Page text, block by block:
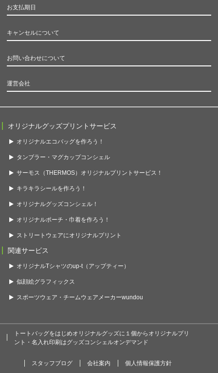
お支払期日
キャンセルについて
お問い合わせについて
運営会社
オリジナルグッズプリントサービス
オリジナルエコバッグを作ろう！
タンブラー・マグカップコンシェル
サーモス（THERMOS）オリジナルプリントサービス！
キラキラシールを作ろう！
オリジナルグッズコンシェル！
オリジナルポーチ・巾着を作ろう！
ストリートウェアにオリジナルプリント
関連サービス
オリジナルTシャツのup-t（アップティー）
似顔絵グラフィックス
スポーツウェア・チームウェアメーカーwundou
トートバッグをはじめオリジナルグッズに１個からオリジナルプリ
ント・名入れ印刷はグッズコンシェルオンデマンド
スタッフブログ 会社案内 個人情報保護方針